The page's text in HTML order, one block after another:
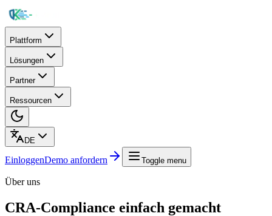
Plattform
Lösungen
Partner
Ressourcen
DE
EinloggenDemo anfordern Toggle menu
Über uns
CRA-Compliance einfach gemacht